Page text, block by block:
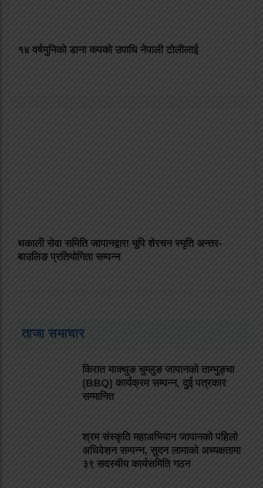
१४ वर्षमुनिको डाना कपको उपाधि नेपाली टोलीलाई
थकाली सेवा समिति जापानद्वारा भूपि शेरचन स्मृति अन्तर-
बाउलिङ प्रतियोगिता सम्पन्न
ताजा समाचार
किरात याक्थुङ चुम्लुङ जापानको ताम्भुङ्चा
(BBQ) कार्यक्रम सम्पन्न, दुई पत्रकार
सम्मानित
श्रम संस्कृति महाअभियान जापानको पहिलो
अधिवेशन सम्पन्न, सुदन लामाको अध्यक्षतामा
३९ सदस्यीय कार्यसमिति गठन